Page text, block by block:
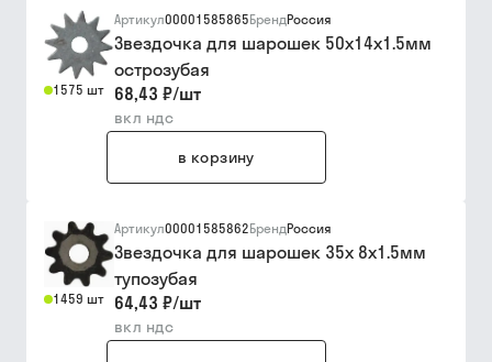
1575 шт
Артикул00001585865БрендРоссия
Звездочка для шарошек 50х14х1.5мм
острозубая
68,43 ₽/шт
вкл ндс
в корзину
1459 шт
Артикул00001585862БрендРоссия
Звездочка для шарошек 35х 8х1.5мм
тупозубая
64,43 ₽/шт
вкл ндс